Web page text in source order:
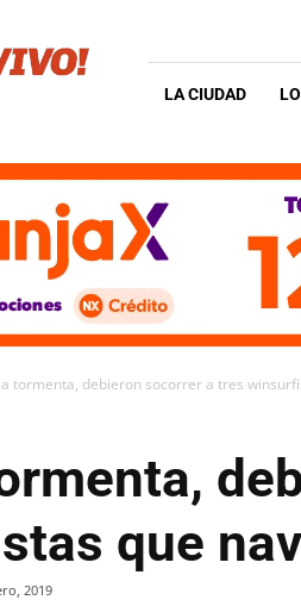
LA CIUDAD
tormenta, debieron socorrer a tres
que
2019